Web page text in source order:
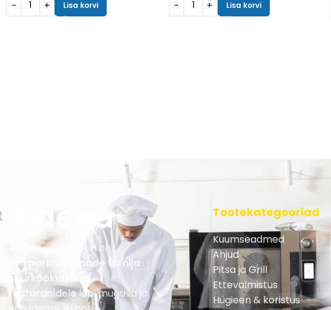
Lisa korvi
Lisa korvi
Adexaambitsioon on
olla
parim kaupade tarnija
suurköökidele ja
restoranideleläbi mugava ja
Tootekategooriad
Kuumseadmed
Ahjud
Pitsa ja Grill
Ettevalmistus
Hügieen & koristus